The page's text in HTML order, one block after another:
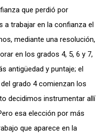
que perdió por
a trabajar en la confianza el
mediante una resolución,
en los grados 4, 5, 6 y 7,
antigüedad y puntaje; el
grado 4 comienzan los
decidimos instrumentar allí
esa elección por más
que aparece en la